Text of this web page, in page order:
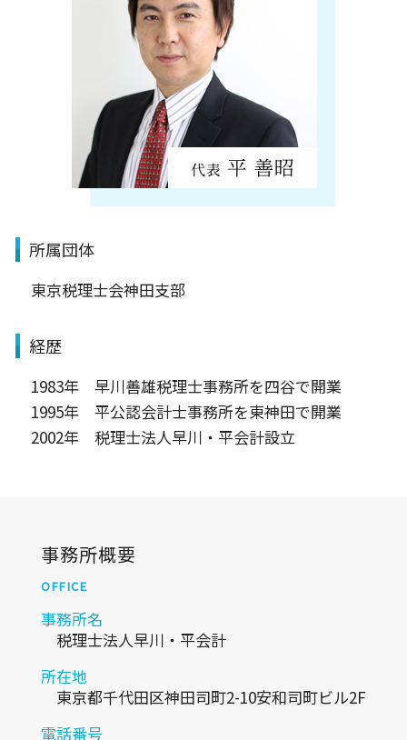
所属団体
東京税理士会神田支部
経歴
1983年 早川善雄税理士事務所を四谷で開業
1995年 平公認会計士事務所を東神田で開業
2002年 税理士法人早川・平会計設立
事務所概要
OFFICE
事務所名
税理士法人早川・平会計
所在地
東京都千代田区神田司町2-10安和司町ビル2F
電話番号